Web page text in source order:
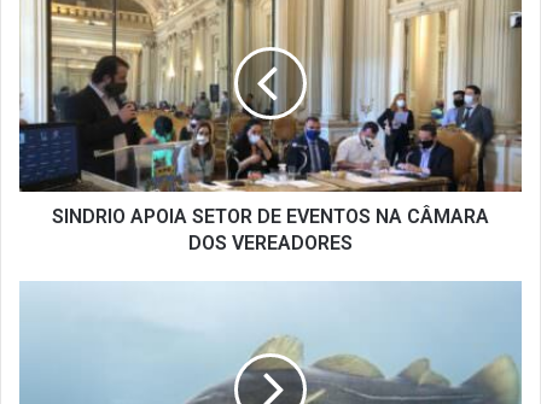
APOIA
SETOR
EVENTOS
NA
CÂMARA
DOS
VEREADORES
SINDRIO APOIA SETOR DE EVENTOS NA CÂMARA
DOS VEREADORES